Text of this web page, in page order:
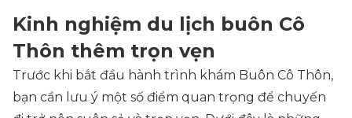
Kinh nghiệm du lịch buôn Cô
Thôn thêm trọn vẹn
Trước khi bắt đầu hành trình khám Buôn Cô Thôn,
bạn cần lưu ý một số điểm quan trọng để chuyến